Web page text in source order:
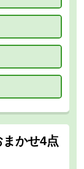
かせ4点